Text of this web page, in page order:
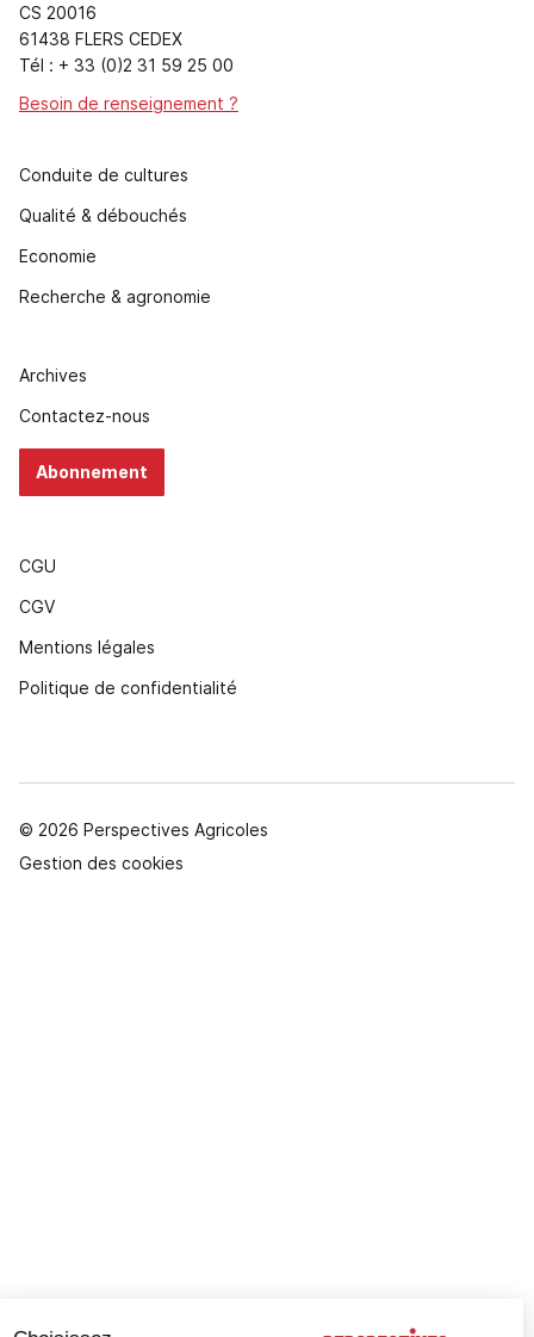
CS 20016
61438 FLERS CEDEX
Tél : + 33 (0)2 31 59 25 00
Besoin de renseignement ?
Conduite de cultures
Qualité & débouchés
Economie
Recherche & agronomie
Archives
Contactez-nous
Abonnement
CGU
CGV
Mentions légales
Politique de confidentialité
© 2026 Perspectives Agricoles
Gestion des cookies